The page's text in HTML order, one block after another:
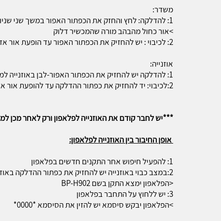
משדר:
1: להדלקה: לחץ והחזק את הכפתור האפור במשך שני שניות
>אור כחול מהבהב מורה שהמכשיר דלוק
2: לכיבוי : יש להחזיק את הכפתור האפור עד הופעת אור אדום מהבהב
אוזנייה:
1: להדלקה יש להחזיק את הכפתור האפור-לבן באוזנייה למשך כחמש שניות
2:לכיבוי: יד להחזיק את כפתור ההדלקה עד להופעת אור אדום מהבהב
***יש לחבר קודם את האוזנייה לפלאפון ורק לאחר מכן
אופן החיבור בין האוזנייה לפלאפון:
1: להפעיל חיפוש אחר התקנים חדשים בפלאפון
2:במצב כבוי באוזנייה יש להחזיק את כפתור ההדלקה באוזנייה במשך כ7 שניות עד שאור כחול-אדום מהבהב מופיע
<הפלאפון ימצא התקן בשם BP-H902
3: יש ללחוץ על התחבר בפלאפון
>הפלאפון יבקש סיסמא יש להזין את הסיסמא *0000*